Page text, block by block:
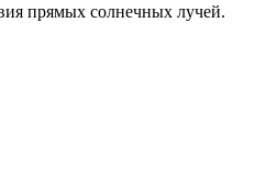
прямых солнечных лучей.